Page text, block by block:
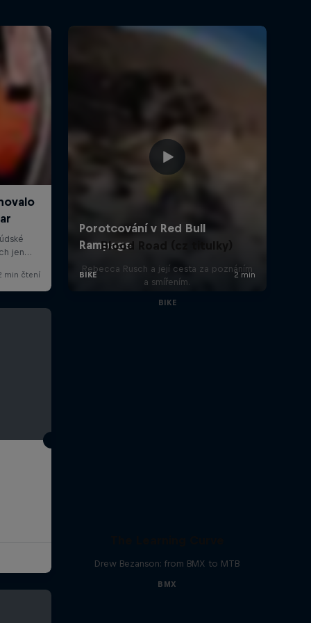
Blood Road (cz titulky)
Rebecca Rusch a její cesta za poznáním
a smířením.
BIKE
Drew Bezanson: from BMX to MTB
BMX